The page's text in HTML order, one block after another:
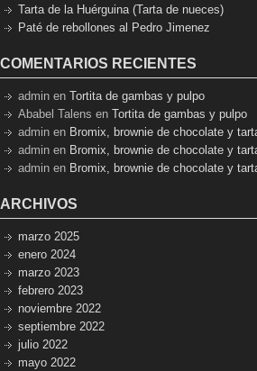
Tarta de la Huérguina (Tarta de nueces)
Paté de rebollones al Pedro Jimenez
COMENTARIOS RECIENTES
admin en Tortita de gambas y pulpo
Ababel Talens en Tortita de gambas y pulpo
admin en Bromix, brownie de chocolate y
admin en Bromix, brownie de chocolate y
admin en Bromix, brownie de chocolate y
ARCHIVOS
marzo 2025
enero 2024
marzo 2023
febrero 2023
noviembre 2022
septiembre 2022
julio 2022
mayo 2022